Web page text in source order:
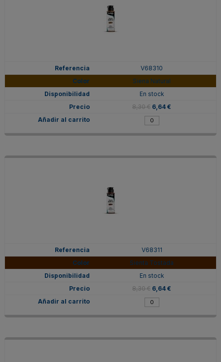
V68310
Siena Natural
En stock
8,30 € 6,64 €
V68311
Sienta Tostada
En stock
8,30 € 6,64 €